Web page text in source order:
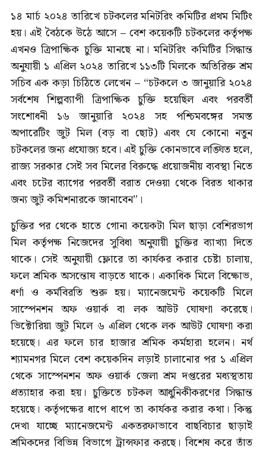
১৪ মার্চ ২০২৪ তারিখে চটকলের মনিটরিং কমিটির প্রথম মিটিং
হয়। এই বৈঠকে উঠে আসে – বেশ কয়েকটি চটকলের কর্তৃপক্ষ
এখনও ত্রিপাক্ষিক চুক্তি মানছে না। মনিটরিং কমিটির সিদ্ধান্ত
অনুযায়ী ১ এপ্রিল ২০২৪ তারিখে ১১৩টি মিলকে অতিরিক্ত শ্রম
সচিব এক কড়া চিঠিতে লেখেন – “চটকলে ৩ জানুয়ারি ২০২৪
সর্বশেষ শিল্পব্যাপী ত্রিপাক্ষিক চুক্তি হয়েছিল এবং পরবর্তী
সংশোধনী ১৬ জানুয়ারি ২০২৪ সহ পশ্চিমবঙ্গের সমস্ত
অপারেটিং জুট মিল (বড় বা ছোট) এবং যে কোনো নতুন
চটকলের জন্য প্রযোজ্য হবে। এই চুক্তি কোনভাবে লঙ্ঘিত হলে,
রাজ্য সরকার সেই সব মিলের বিরুদ্ধে প্রয়োজনীয় ব্যবস্থা নিতে
এবং চটের ব্যাগের পরবর্তী বরাত দেওয়া থেকে বিরত থাকার
জন্য জুট কমিশনারকে জানাবেন”।
চুক্তির পর থেকে হাতে গোনা কয়েকটা মিল ছাড়া বেশিরভাগ
মিল কর্তৃপক্ষ নিজেদের সুবিধা অনুযায়ী চুক্তির ব্যাখ্যা দিতে
থাকে। সেই অনুযায়ী ফ্লোরে তা কার্যকর করার চেষ্টা চালায়,
ফলে শ্রমিক অসন্তোষ বাড়তে থাকে। একাধিক মিলে বিক্ষোভ,
ধর্ণা ও কর্মবিরতি শুরু হয়। ম্যানেজমেন্ট কয়েকটি মিলে
সাস্পেনশন অফ ওয়ার্ক বা লক আউট ঘোষণা করেছে।
ভিক্টোরিয়া জুট মিলে ৬ এপ্রিল থেকে লক আউট ঘোষণা করা
হয়েছে। এর ফলে চার হাজার শ্রমিক কর্মহারা হলেন। নর্থ
শ্যামনগর মিলে বেশ কয়েকদিন লড়াই চালানোর পর ১ এপ্রিল
থেকে সাস্পেনশন অফ ওয়ার্ক জেলা শ্রম দপ্তরের মধ্যস্থতায়
প্রত্যাহার করা হয়। চুক্তিতে চটকল আধুনিকীকরণের সিদ্ধান্ত
হয়েছে। কর্তৃপক্ষের ধাপে ধাপে তা কার্যকর করার কথা। কিন্তু
দেখা যাচ্ছে ম্যানেজমেন্ট একতরফাভাবে বাছবিচার ছাড়াই
শ্রমিকদের বিভিন্ন বিভাগে ট্রান্সফার করছে। বিশেষ করে তাঁত